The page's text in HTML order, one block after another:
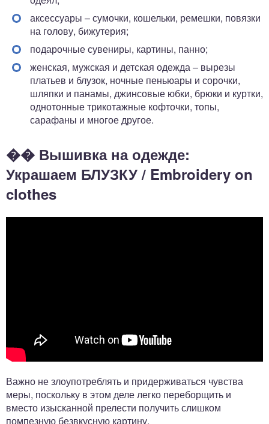
аксессуары – сумочки, кошельки, ремешки, повязки
на голову, бижутерия;
подарочные сувениры, картины, панно;
женская, мужская и детская одежда – вырезы
платьев и блузок, ночные пеньюары и сорочки,
шляпки и панамы, джинсовые юбки, брюки и куртки,
однотонные трикотажные кофточки, топы,
сарафаны и многое другое.
�� Вышивка на одежде:
Украшаем БЛУЗКУ / Embroidery on
clothes
Важно не злоупотреблять и придерживаться чувства
меры, поскольку в этом деле легко переборщить и
вместо изысканной прелести получить слишком
помпезную безвкусную картину.